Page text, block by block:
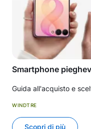
Smartphone
Guida all'acquisto e
WINDTRE
Scopri di più